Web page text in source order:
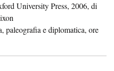
University Press, 2006, di
paleografia e diplomatica, ore